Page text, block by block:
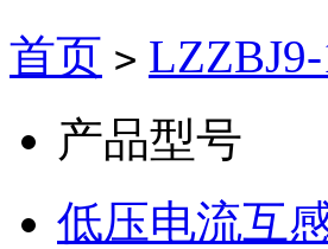
首页 >
产品型号
低压电流互